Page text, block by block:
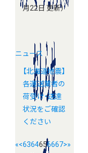
月22日 更新）
ニュース
【北海道地震】
各運送業者の
荷受け・送達
状況をご確認
ください
«<6364656667>»